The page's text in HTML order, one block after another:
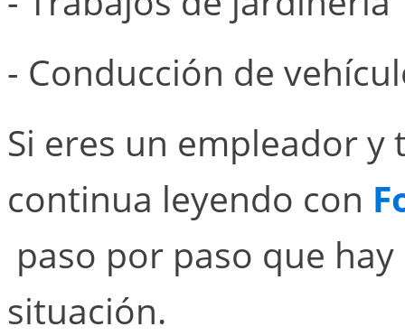
- Conducción de
Si eres un empleador y
continua leyendo con
paso por paso que
situación.